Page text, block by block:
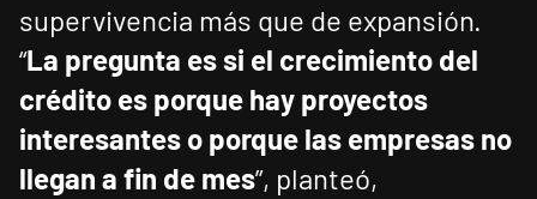
supervivencia más que de expansión.
“La pregunta es si el crecimiento del
crédito es porque hay proyectos
interesantes o porque las empresas no
llegan a fin de mes”, planteó,